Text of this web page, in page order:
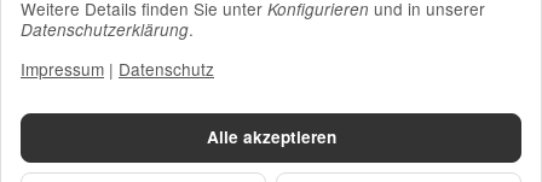
Ladestecker im Lieferumfang enthalten
Neu
Alle akzeptieren
Weitere Details finden Sie unter Konfigurieren und in unserer
Datenschutzerklärung.
Impressum | Datenschutz